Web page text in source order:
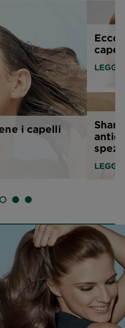
i capelli
Ecco
LEGGI
LEGGI
SLIDE 1
SLIDE 2SLIDE 3